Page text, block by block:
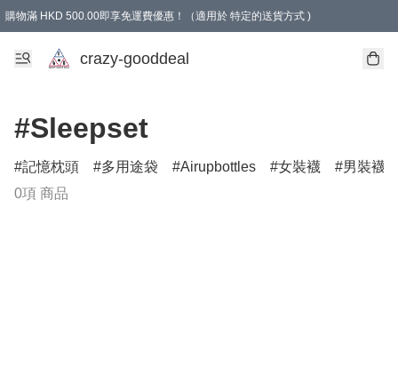
購物滿 HKD 500.00即享免運費優惠！（適用於 特定的送貨方式 )
成為會員可享免費禮品
crazy-gooddeal
#Sleepset
記憶枕頭 多用途袋 Airupbottles 女裝襪
男裝襪
0項 商品